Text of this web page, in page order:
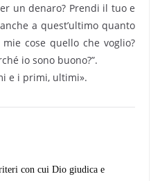
un denaro? Prendi il tuo e
a quest’ultimo quanto
cose quello che voglio?
io sono buono?”.
e i primi, ultimi».
con cui Dio giudica e